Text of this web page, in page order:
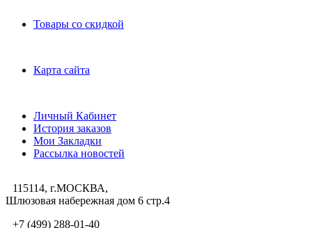
Товары со скидкой
Карта сайта
Личный Кабинет
История заказов
Мои Закладки
Рассылка новостей
115114, г.МОСКВА,
Шлюзовая набережная дом 6 стр.4
+7 (499) 288-01-40